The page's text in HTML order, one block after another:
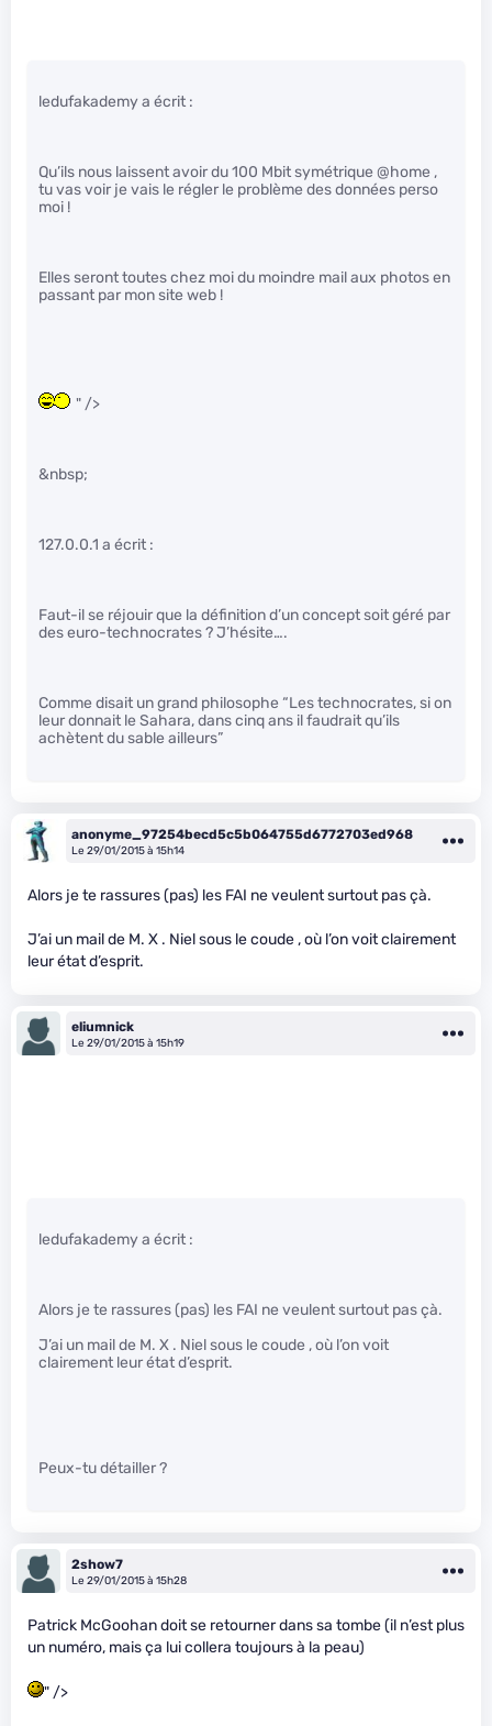
ledufakademy a écrit :
Qu’ils nous laissent avoir du 100 Mbit symétrique @home ,
tu vas voir je vais le régler le problème des données perso
moi !
Elles seront toutes chez moi du moindre mail aux photos en
passant par mon site web !
" />
&nbsp;
127.0.0.1 a écrit :
Faut-il se réjouir que la définition d’un concept soit géré par
des euro-technocrates ? J’hésite….
Comme disait un grand philosophe “Les technocrates, si on
leur donnait le Sahara, dans cinq ans il faudrait qu’ils
achètent du sable ailleurs”
anonyme_97254becd5c5b064755d6772703ed968
Le 29/01/2015 à 15h14
Alors je te rassures (pas) les FAI ne veulent surtout pas çà.
J’ai un mail de M. X . Niel sous le coude , où l’on voit clairement
leur état d’esprit.
eliumnick
Le 29/01/2015 à 15h19
ledufakademy a écrit :
Alors je te rassures (pas) les FAI ne veulent surtout pas çà.
J’ai un mail de M. X . Niel sous le coude , où l’on voit
clairement leur état d’esprit.
Peux-tu détailler ?
2show7
Le 29/01/2015 à 15h28
Patrick McGoohan doit se retourner dans sa tombe (il n’est plus
un numéro, mais ça lui collera toujours à la peau)
" />